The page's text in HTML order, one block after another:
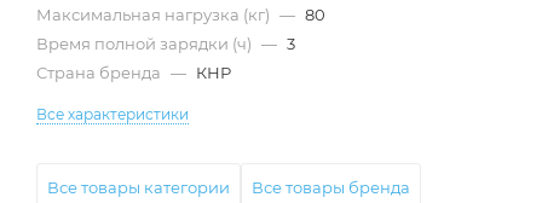
Максимальная нагрузка (кг) — 80
Время полной зарядки (ч) — 3
Страна бренда — КНР
Все характеристики
Все товары категории Все товары бренда